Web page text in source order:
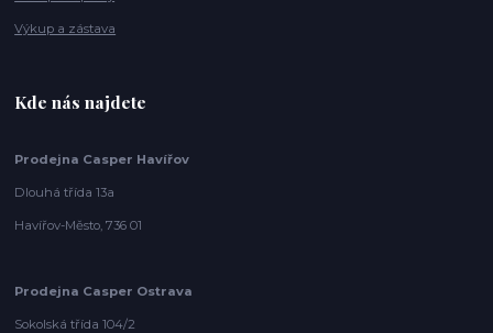
Výkup a zástava
Kde nás najdete
Prodejna Casper Havířov
Dlouhá třída 13a
Havířov-Město, 736 01
Prodejna Casper Ostrava
Sokolská třída 104/2